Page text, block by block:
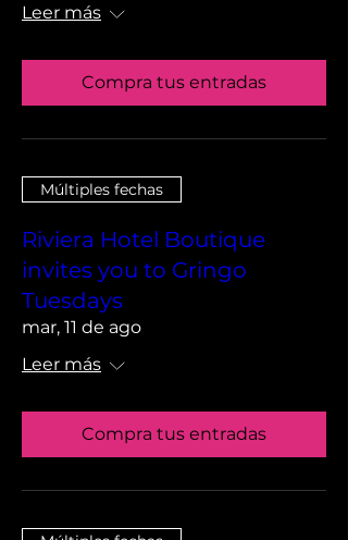
Leer más
Compra tus entradas
Múltiples fechas
Riviera Hotel Boutique
invites you to Gringo
Tuesdays
mar, 11 de ago
Leer más
Compra tus entradas